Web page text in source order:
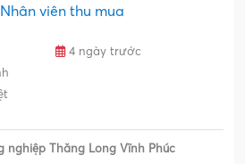
viên thu mua
4 ngày trước
nghiệp Thăng Long Vĩnh Phúc